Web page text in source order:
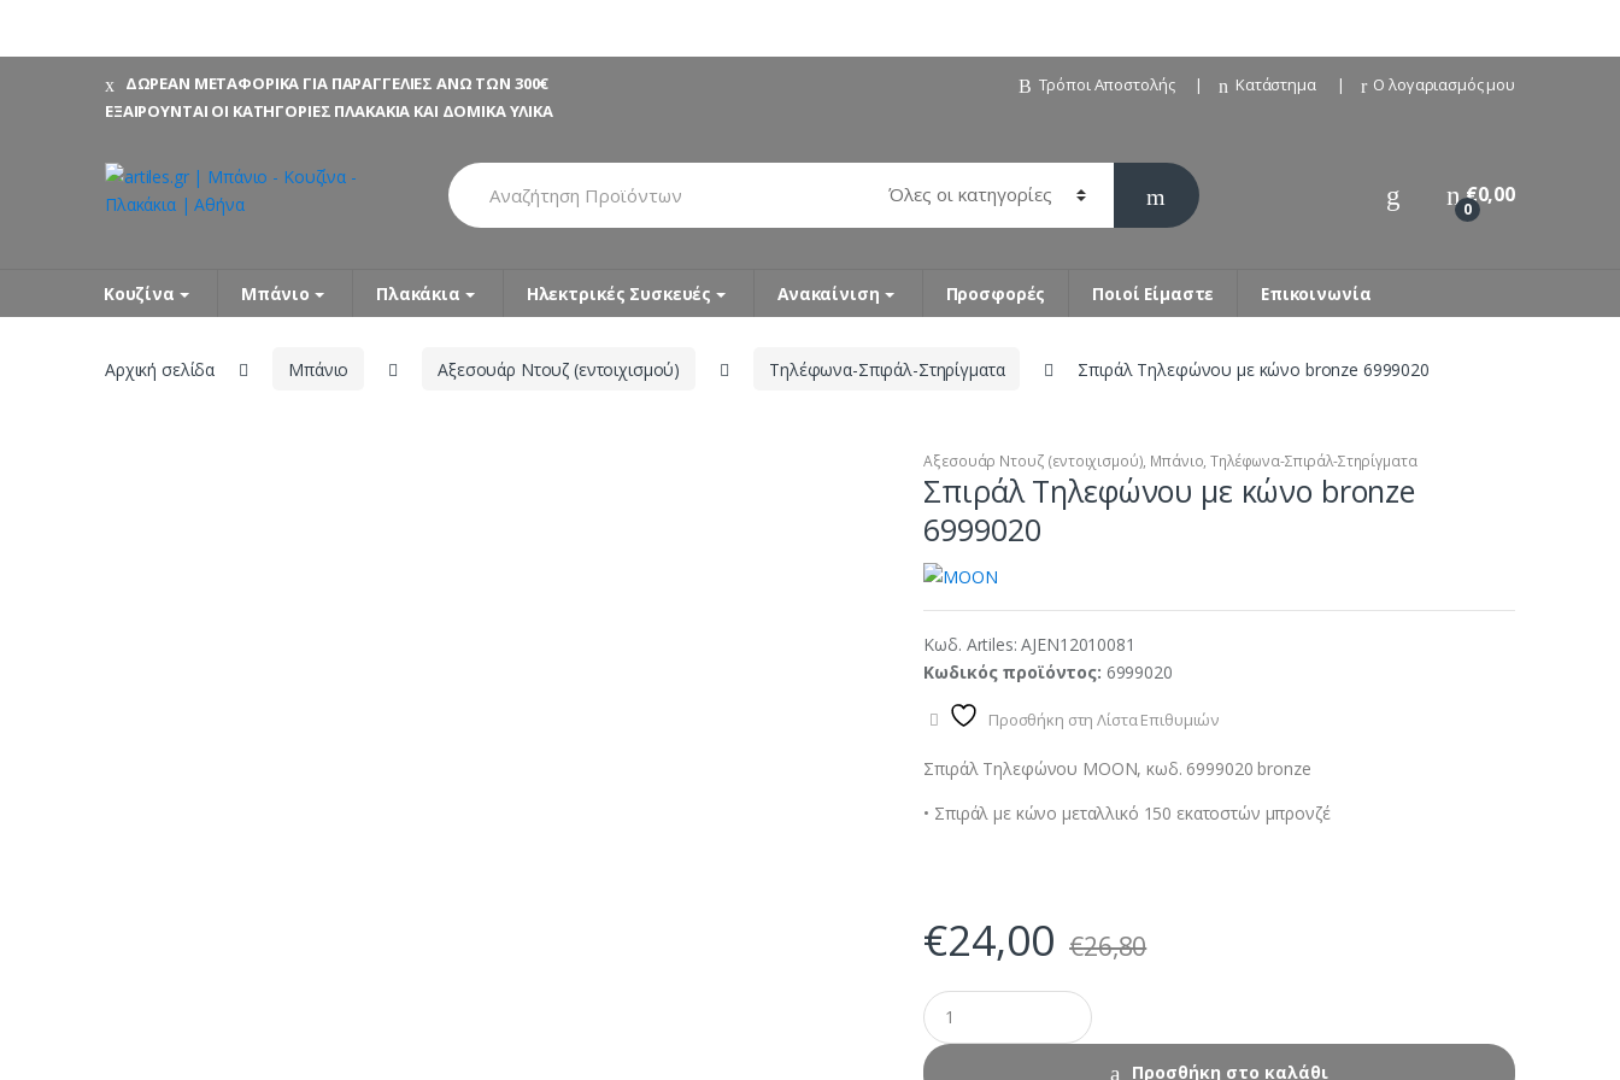
ΔΩΡΕΑΝ ΜΕΤΑΦΟΡΙΚΑ ΓΙΑ ΠΑΡΑΓΓΕΛΙΕΣ ΑΝΩ ΤΩΝ 300€
ΕΞΑΙΡΟΥΝΤΑΙ ΟΙ ΚΑΤΗΓΟΡΙΕΣ ΠΛΑΚΑΚΙΑ ΚΑΙ ΔΟΜΙΚΑ ΥΛΙΚΑ
Τρόποι Αποστολής Κατάστημα Ο λογαριασμός μου
Search
for:
0
€0,00
Κουζίνα Μπάνιο Πλακάκια Ηλεκτρικές Συσκευές Ανακαίνιση Προσφορές Ποιοί Είμαστε Επικοινωνία
Αρχική σελίδα Μπάνιο Αξεσουάρ Ντουζ (εντοιχισμού) Τηλέφωνα-Σπιράλ-Στηρίγματα Σπιράλ Τηλεφώνου με κώνο bronze 6999020
Αξεσουάρ Ντουζ (εντοιχισμού), Μπάνιο,Τηλέφωνα-Σπιράλ-Στηρίγματα
Σπιράλ Τηλεφώνου με κώνο bronze
6999020
Κωδ. Artiles: AJEN12010081
Κωδικός προϊόντος: 6999020
Προσθήκη στη Λίστα Επιθυμιών
Σπιράλ Τηλεφώνου ΜΟΟΝ, κωδ. 6999020 bronze
• Σπιράλ με κώνο μεταλλικό 150 εκατοστών μπρονζέ
€24,00 €26,80
Προσθήκη στο καλάθι